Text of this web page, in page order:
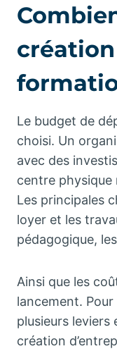
Le budget de
choisi. Un
avec des
centre physique
Les principales
loyer et les
pédagogique,
Ainsi que les
lancement.
plusieurs leviers
création